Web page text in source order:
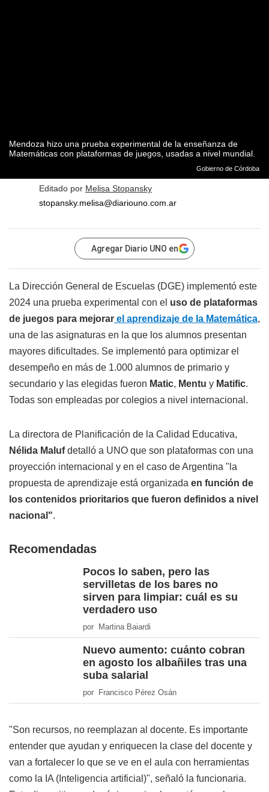
Mendoza hizo una prueba experimental de la enseñanza de
Matemáticas con plataformas de juegos, usadas a nivel mundial.
Gobierno de Córdoba
Editado por Melisa Stopansky
stopansky.melisa@diariouno.com.ar
Agregar Diario UNO en
La Dirección General de Escuelas (DGE) implementó este
2024 una prueba experimental con el uso de plataformas
de juegos para mejorar el aprendizaje de la Matemática,
una de las asignaturas en la que los alumnos presentan
mayores dificultades. Se implementó para optimizar el
desempeño en más de 1.000 alumnos de primario y
secundario y las elegidas fueron Matic, Mentu y Matific.
Todas son empleadas por colegios a nivel internacional.
La directora de Planificación de la Calidad Educativa,
Nélida Malufdetalló a UNO que son plataformas con una
proyección internacional y en el caso de Argentina "la
propuesta de aprendizaje está organizada en función de
los contenidos prioritarios que fueron definidos a nivel
nacional".
Recomendadas
Pocos lo saben, pero las
servilletas de los bares no
sirven para limpiar: cuál es su
verdadero uso
por Martina Baiardi
Nuevo aumento: cuánto cobran
en agosto los albañiles tras una
suba salarial
por Francisco Pérez Osán
"Son recursos, no reemplazan al docente. Es importante
entender que ayudan y enriquecen la clase del docente y
van a fortalecer lo que se ve en el aula con herramientas
como la IA (Inteligencia artificial)", señaló la funcionaria.